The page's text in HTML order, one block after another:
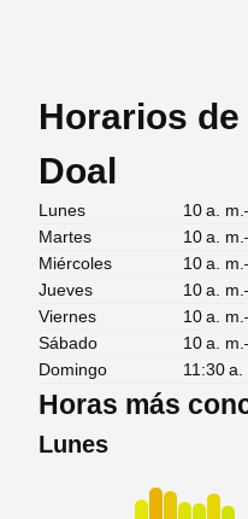
Horarios
Doal
Lunes
10 a.
Martes
10 a.
Miércoles
10 a.
Jueves
10 a.
Viernes
10 a.
Sábado
10 a.
Domingo
11:30 a.
Horas más
Lunes